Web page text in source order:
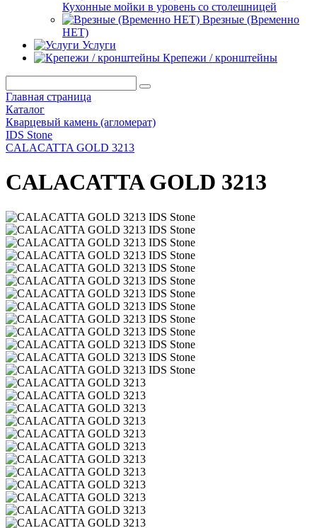
Кухонные мойки в уровень со столешницей
Врезные (Временно
НЕТ)
Услуги
Крепежи / кронштейны
Главная страница
Каталог
Кварцевый камень (агломерат)
IDS Stone
CALACATTA GOLD 3213
CALACATTA GOLD 3213